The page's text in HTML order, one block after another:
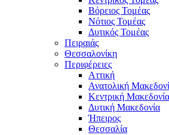
Βόρειος Τομέας
Νότιος Τομέας
Δυτικός Τομέας
Πειραιάς
Θεσσαλονίκη
Περιφέρειες
Αττική
Ανατολική
Κεντρική Μακεδονία
Δυτική Μακεδονία
Ήπειρος
Θεσσαλία